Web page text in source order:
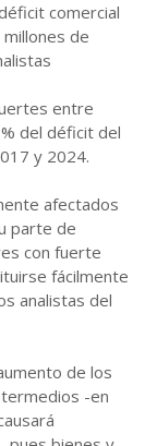
comercial
de
entre
del déficit del
y 2024.
afectados
parte de
con fuerte
fácilmente
analistas del
de los
-en